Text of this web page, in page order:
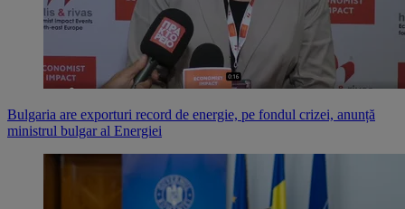
Bulgaria are exporturi record de energie, pe fondul crizei, anunță
ministrul bulgar al Energiei